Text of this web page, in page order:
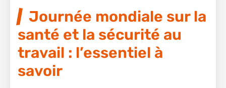
Journée mondiale sur la
santé et la sécurité au
travail : l’essentiel à
savoir